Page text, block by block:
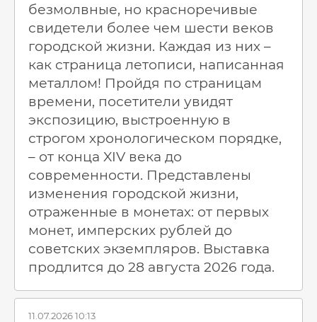
безмолвные, но красноречивые
свидетели более чем шести веков
городской жизни. Каждая из них –
как страница летописи, написанная
металлом! Пройдя по страницам
времени, посетители увидят
экспозицию, выстроенную в
строгом хронологическом порядке,
– от конца XIV века до
современности. Представлены
изменения городской жизни,
отраженные в монетах: от первых
монет, имперских рублей до
советских экземпляров. Выставка
продлится до 28 августа 2026 года.
11.07.2026 10:13